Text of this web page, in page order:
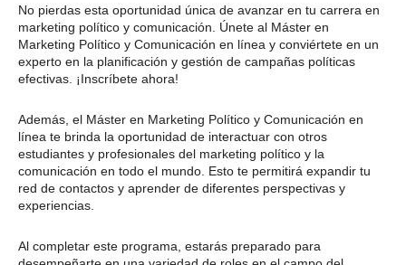
No pierdas esta oportunidad única de avanzar en tu carrera en
marketing político y comunicación. Únete al Máster en
Marketing Político y Comunicación en línea y conviértete en un
experto en la planificación y gestión de campañas políticas
efectivas. ¡Inscríbete ahora!
Además, el Máster en Marketing Político y Comunicación en
línea te brinda la oportunidad de interactuar con otros
estudiantes y profesionales del marketing político y la
comunicación en todo el mundo. Esto te permitirá expandir tu
red de contactos y aprender de diferentes perspectivas y
experiencias.
Al completar este programa, estarás preparado para